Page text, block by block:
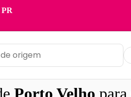
PR